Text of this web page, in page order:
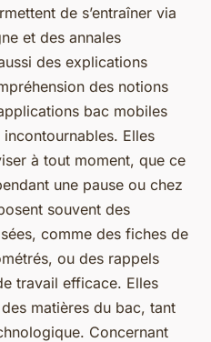
de s’entraîner via
et des annales
des explications
des notions
bac mobiles
Elles
à tout moment, que ce
une pause ou chez
souvent des
comme des fiches de
ou des rappels
travail efficace. Elles
matières du bac, tant
Concernant